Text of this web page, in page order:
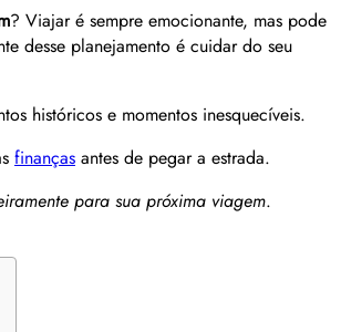
? Viajar é sempre emocionante, mas pode
desse planejamento é cuidar do seu
históricos e momentos inesquecíveis.
finanças antes de pegar a estrada.
para sua próxima viagem.